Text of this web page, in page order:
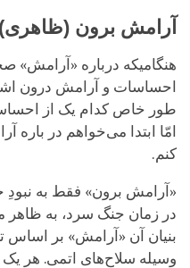
آرامش برون (ظاهری)
هنگامیکه درباره «آرامش»
احساسات و آرامش درون
طور خاص کدام یک از
امّا ابتدا می‌خواهم در باره
کنم.
«آرامش برون» فقط به
در زمان جنگ سرد، به ظاهر
بنیان آن «آرامش» بر
وسیله سلاح‌های اتمی. هر